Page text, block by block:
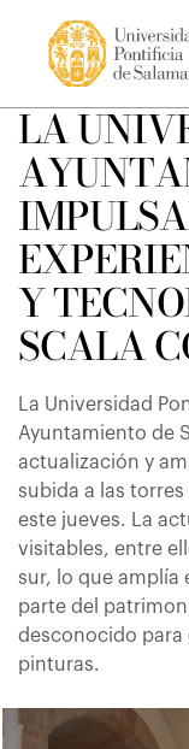
LA
Y
SCALA
La Universidad
Ayuntamiento de
actualización y
subida a las
este jueves. La
visitables, entre
sur, lo que amplía
parte del
desconocido
pinturas.